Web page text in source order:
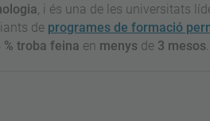
, i és una de les universitats
de programes de formació
% troba feina en menys de 3 mesos